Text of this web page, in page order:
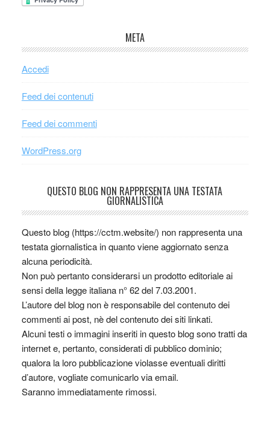
META
Accedi
Feed dei contenuti
Feed dei commenti
WordPress.org
QUESTO BLOG NON RAPPRESENTA UNA TESTATA
GIORNALISTICA
Questo blog (https://cctm.website/) non rappresenta una
testata giornalistica in quanto viene aggiornato senza
alcuna periodicità.
Non può pertanto considerarsi un prodotto editoriale ai
sensi della legge italiana n° 62 del 7.03.2001.
L’autore del blog non è responsabile del contenuto dei
commenti ai post, nè del contenuto dei siti linkati.
Alcuni testi o immagini inseriti in questo blog sono tratti da
internet e, pertanto, considerati di pubblico dominio;
qualora la loro pubblicazione violasse eventuali diritti
d’autore, vogliate comunicarlo via email.
Saranno immediatamente rimossi.